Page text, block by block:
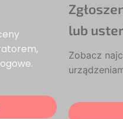
lub
Zobacz